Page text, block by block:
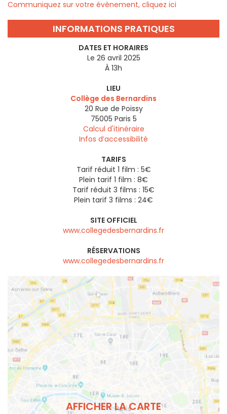
Communiquez sur votre évènement, cliquez ici
INFORMATIONS PRATIQUES
DATES ET HORAIRES
Le 26 avril 2025
À 13h
LIEU
Collège des Bernardins
20 Rue de Poissy
75005 Paris 5
Calcul d'itinéraire
Infos d’accessibilité
TARIFS
Tarif réduit 1 film : 5€
Plein tarif 1 film : 8€
Tarif réduit 3 films : 15€
Plein tarif 3 films : 24€
SITE OFFICIEL
www.collegedesbernardins.fr
RÉSERVATIONS
www.collegedesbernardins.fr
AFFICHER LA CARTE